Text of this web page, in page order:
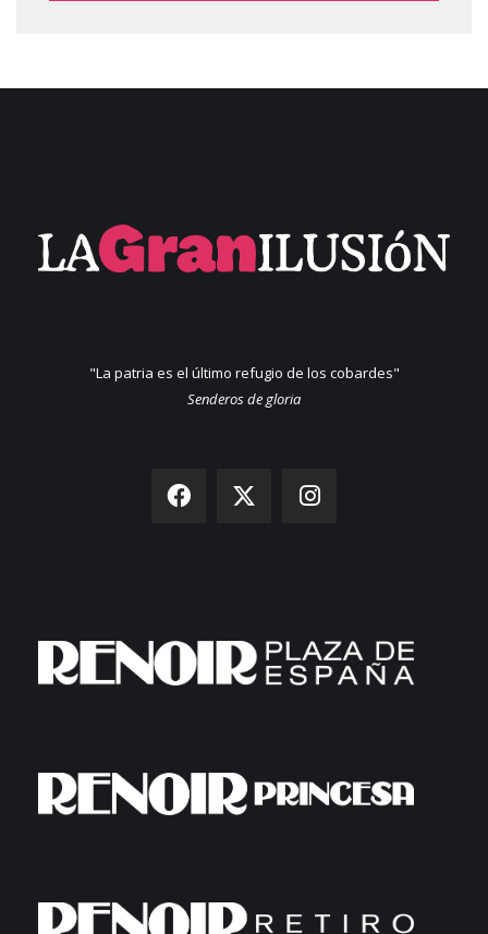
"La patria es el último refugio de los cobardes"
Senderos de gloria